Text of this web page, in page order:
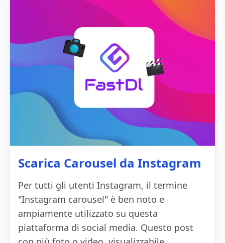
Scarica Carousel da Instagram
Per tutti gli utenti Instagram, il termine
"Instagram carousel" è ben noto e
ampiamente utilizzato su questa
piattaforma di social media. Questo post